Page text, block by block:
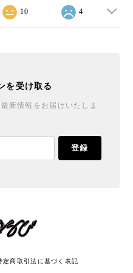
10 4
を受け取る
新情報をお届けいたしま
登録
定商取引法に基づく表記